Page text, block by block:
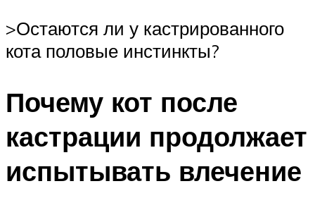
>Остаются ли у кастрированного
кота половые инстинкты?
Почему кот после
кастрации продолжает
испытывать влечение